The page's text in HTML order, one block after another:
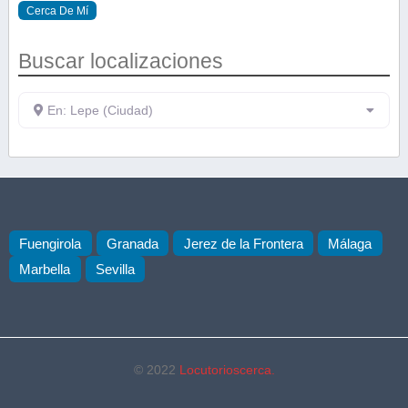
Cerca De Mí
Buscar localizaciones
En: Lepe (Ciudad)
Fuengirola Granada Jerez de la Frontera
Málaga
Marbella
Sevilla
© 2022 Locutorioscerca.